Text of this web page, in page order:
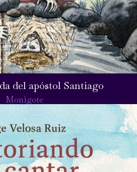
del apóstol Santiago
Monigote